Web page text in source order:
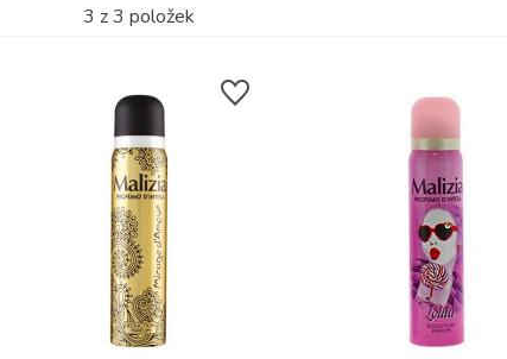
3 z3 položek